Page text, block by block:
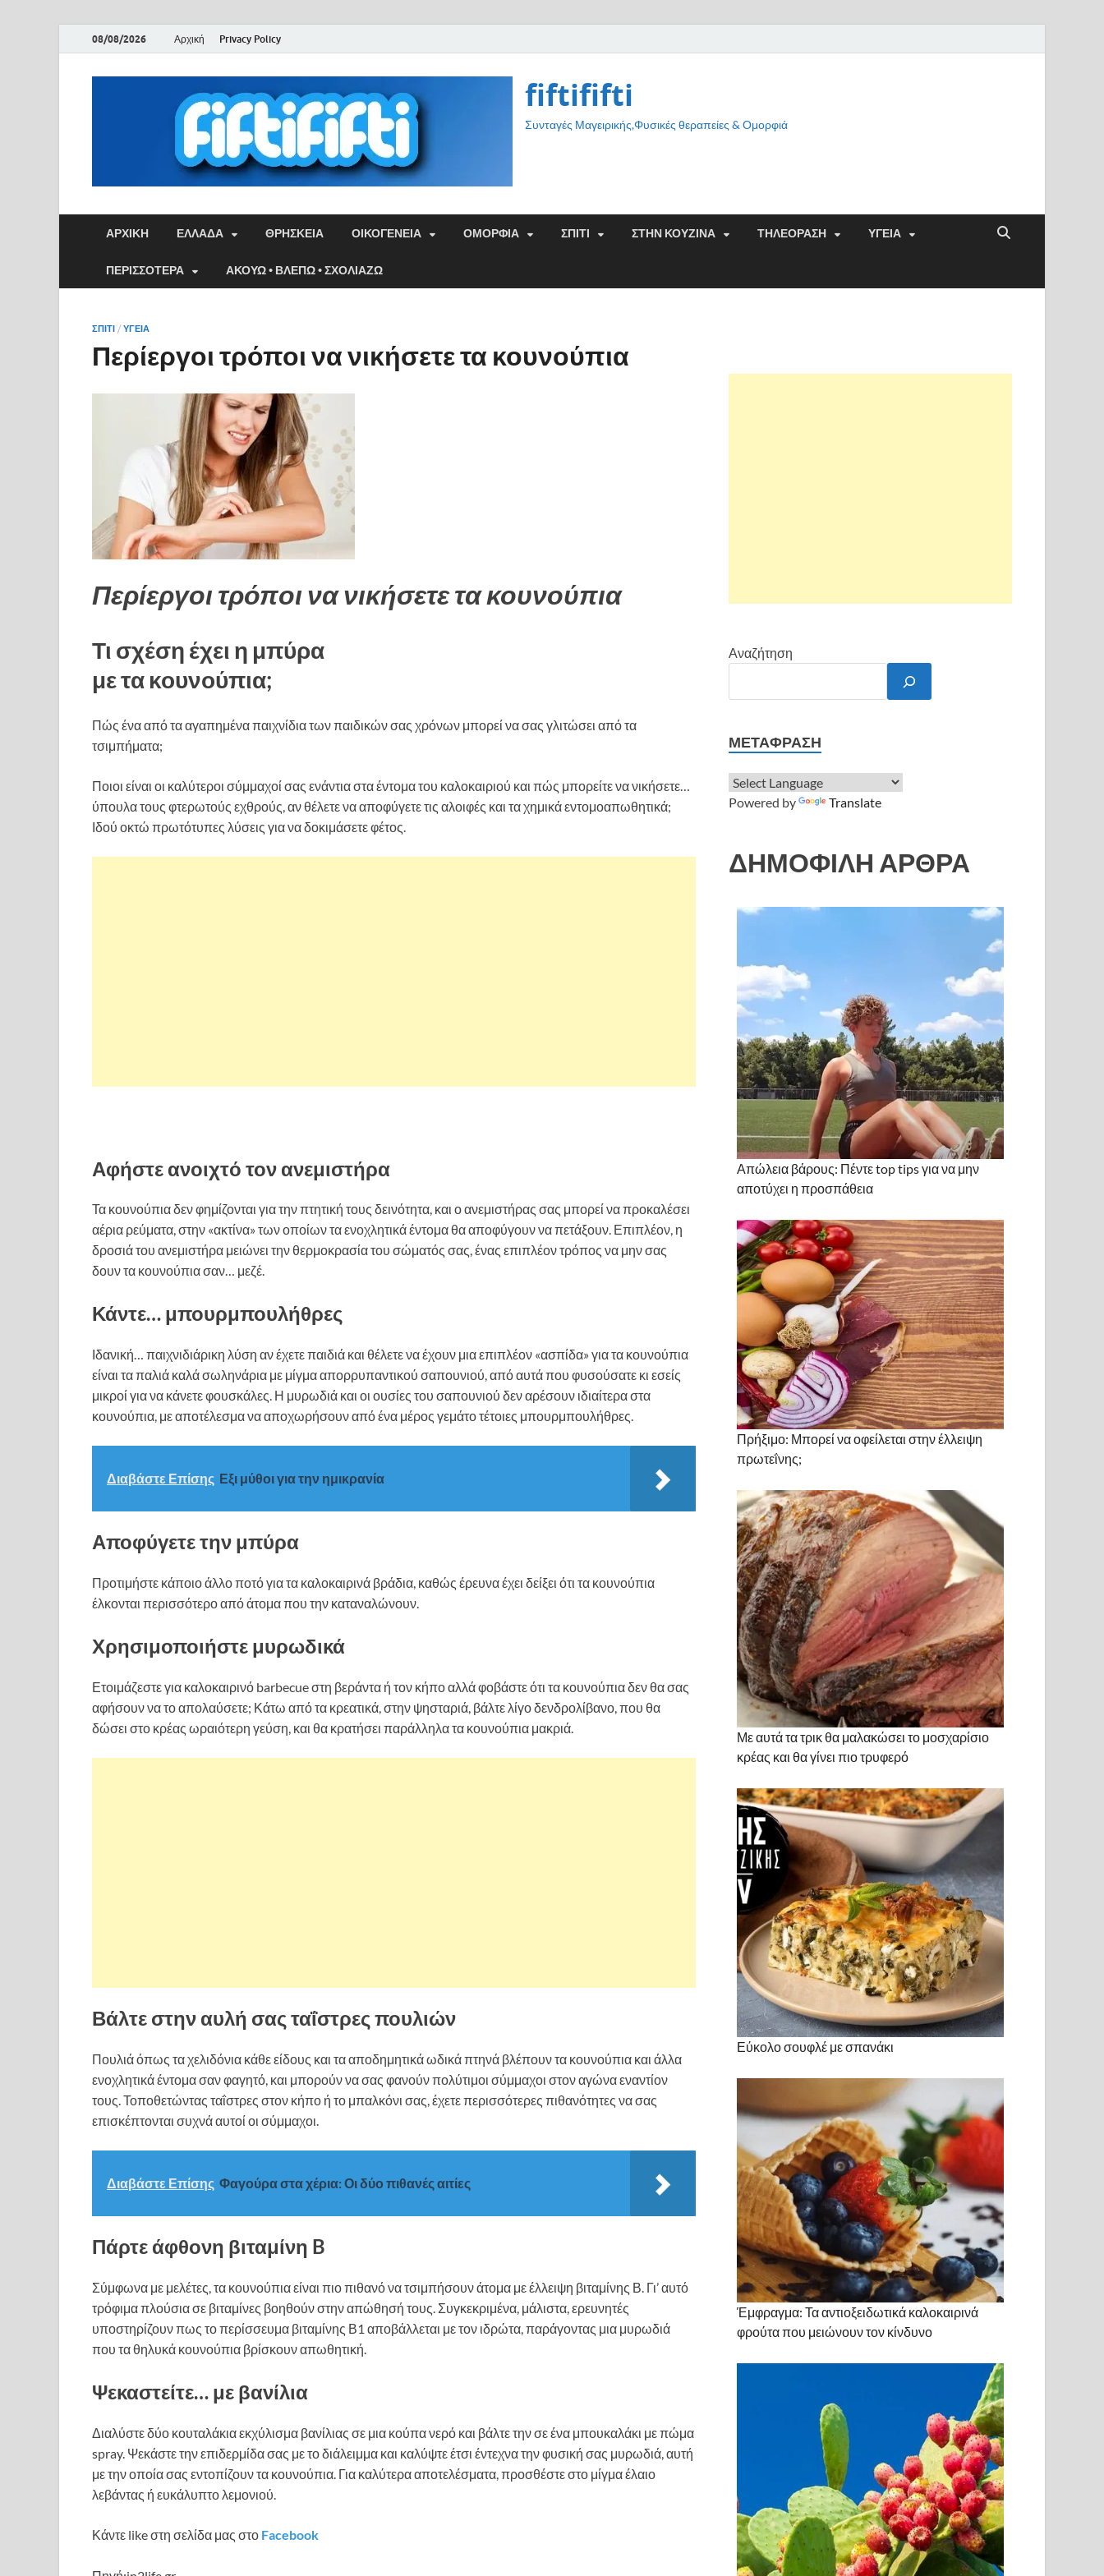
08/08/2026 Αρχική Privacy Policy
fiftififti
Συνταγές Μαγειρικής,Φυσικές θεραπείες & Ομορφιά
ΑΡΧΙΚΉ ΕΛΛΑΔΑ ΘΡΗΣΚΕΙΑ ΟΙΚΟΓΕΝΕΙΑ ΟΜΟΡΦΙΑ ΣΠΙΤΙ ΣΤΗΝ ΚΟΥΖΙΝΑ ΤΗΛΕΟΡΑΣΗ ΥΓΕΙΑ
ΠΕΡΙΣΣΟΤΕΡΑ ΑΚΟΥΩ • ΒΛΕΠΩ • ΣΧΟΛΙΑΖΩ
ΣΠΙΤΙ / ΥΓΕΙΑ
Περίεργοι τρόποι να νικήσετε τα κουνούπια
Περίεργοι τρόποι να νικήσετε τα κουνούπια
Τι σχέση έχει η μπύρα
με τα κουνούπια;
Πώς ένα από τα αγαπημένα παιχνίδια των παιδικών σας χρόνων μπορεί να σας γλιτώσει από τα
τσιμπήματα;
Ποιοι είναι οι καλύτεροι σύμμαχοί σας ενάντια στα έντομα του καλοκαιριού και πώς μπορείτε να νικήσετε…
ύπουλα τους φτερωτούς εχθρούς, αν θέλετε να αποφύγετε τις αλοιφές και τα χημικά εντομοαπωθητικά;
Ιδού οκτώ πρωτότυπες λύσεις για να δοκιμάσετε φέτος.
Αφήστε ανοιχτό τον ανεμιστήρα
Τα κουνούπια δεν φημίζονται για την πτητική τους δεινότητα, και ο ανεμιστήρας σας μπορεί να προκαλέσει
αέρια ρεύματα, στην «ακτίνα» των οποίων τα ενοχλητικά έντομα θα αποφύγουν να πετάξουν. Επιπλέον, η
δροσιά του ανεμιστήρα μειώνει την θερμοκρασία του σώματός σας, ένας επιπλέον τρόπος να μην σας
δουν τα κουνούπια σαν… μεζέ.
Κάντε… μπουρμπουλήθρες
Ιδανική… παιχνιδιάρικη λύση αν έχετε παιδιά και θέλετε να έχουν μια επιπλέον «ασπίδα» για τα κουνούπια
είναι τα παλιά καλά σωληνάρια με μίγμα απορρυπαντικού σαπουνιού, από αυτά που φυσούσατε κι εσείς
μικροί για να κάνετε φουσκάλες. Η μυρωδιά και οι ουσίες του σαπουνιού δεν αρέσουν ιδιαίτερα στα
κουνούπια, με αποτέλεσμα να αποχωρήσουν από ένα μέρος γεμάτο τέτοιες μπουρμπουλήθρες.
Διαβάστε Επίσης Εξι μύθοι για την ημικρανία
Αποφύγετε την μπύρα
Προτιμήστε κάποιο άλλο ποτό για τα καλοκαιρινά βράδια, καθώς έρευνα έχει δείξει ότι τα κουνούπια
έλκονται περισσότερο από άτομα που την καταναλώνουν.
Χρησιμοποιήστε μυρωδικά
Ετοιμάζεστε για καλοκαιρινό barbecue στη βεράντα ή τον κήπο αλλά φοβάστε ότι τα κουνούπια δεν θα σας
αφήσουν να το απολαύσετε; Κάτω από τα κρεατικά, στην ψησταριά, βάλτε λίγο δενδρολίβανο, που θα
δώσει στο κρέας ωραιότερη γεύση, και θα κρατήσει παράλληλα τα κουνούπια μακριά.
Βάλτε στην αυλή σας ταΐστρες πουλιών
Πουλιά όπως τα χελιδόνια κάθε είδους και τα αποδημητικά ωδικά πτηνά βλέπουν τα κουνούπια και άλλα
ενοχλητικά έντομα σαν φαγητό, και μπορούν να σας φανούν πολύτιμοι σύμμαχοι στον αγώνα εναντίον
τους. Τοποθετώντας ταΐστρες στον κήπο ή το μπαλκόνι σας, έχετε περισσότερες πιθανότητες να σας
επισκέπτονται συχνά αυτοί οι σύμμαχοι.
Διαβάστε Επίσης Φαγούρα στα χέρια: Οι δύο πιθανές αιτίες
Πάρτε άφθονη βιταμίνη B
Σύμφωνα με μελέτες, τα κουνούπια είναι πιο πιθανό να τσιμπήσουν άτομα με έλλειψη βιταμίνης Β. Γι’ αυτό
τρόφιμα πλούσια σε βιταμίνες βοηθούν στην απώθησή τους. Συγκεκριμένα, μάλιστα, ερευνητές
υποστηρίζουν πως το περίσσευμα βιταμίνης Β1 αποβάλλεται με τον ιδρώτα, παράγοντας μια μυρωδιά
που τα θηλυκά κουνούπια βρίσκουν απωθητική.
Ψεκαστείτε… με βανίλια
Διαλύστε δύο κουταλάκια εκχύλισμα βανίλιας σε μια κούπα νερό και βάλτε την σε ένα μπουκαλάκι με πώμα
spray. Ψεκάστε την επιδερμίδα σας με το διάλειμμα και καλύψτε έτσι έντεχνα την φυσική σας μυρωδιά, αυτή
με την οποία σας εντοπίζουν τα κουνούπια. Για καλύτερα αποτελέσματα, προσθέστε στο μίγμα έλαιο
λεβάντας ή ευκάλυπτο λεμονιού.
Κάντε like στη σελίδα μας στο Facebook
Αναζήτηση
ΜΕΤΆΦΡΑΣΗ
Powered by Translate
ΔΗΜΟΦΙΛΗ ΑΡΘΡΑ
Απώλεια βάρους: Πέντε top tips για να μην
αποτύχει η προσπάθεια
Πρήξιμο: Μπορεί να οφείλεται στην έλλειψη
πρωτεΐνης;
Με αυτά τα τρικ θα μαλακώσει το μοσχαρίσιο
κρέας και θα γίνει πιο τρυφερό
Εύκολο σουφλέ με σπανάκι
Έμφραγμα: Τα αντιοξειδωτικά καλοκαιρινά
φρούτα που μειώνουν τον κίνδυνο